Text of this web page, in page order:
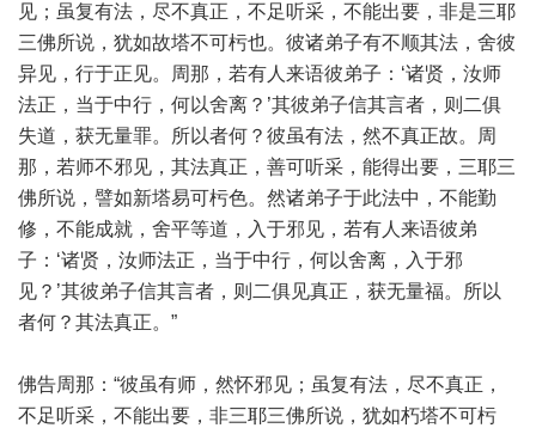
见；虽复有法，尽不真正，不足听采，不能出要，非是三耶
三佛所说，犹如故塔不可杇也。彼诸弟子有不顺其法，舍彼
异见，行于正见。周那，若有人来语彼弟子：‘诸贤，汝师
法正，当于中行，何以舍离？’其彼弟子信其言者，则二俱
失道，获无量罪。所以者何？彼虽有法，然不真正故。周
那，若师不邪见，其法真正，善可听采，能得出要，三耶三
佛所说，譬如新塔易可杇色。然诸弟子于此法中，不能勤
修，不能成就，舍平等道，入于邪见，若有人来语彼弟
子：‘诸贤，汝师法正，当于中行，何以舍离，入于邪
见？’其彼弟子信其言者，则二俱见真正，获无量福。所以
者何？其法真正。”
佛告周那：“彼虽有师，然怀邪见；虽复有法，尽不真正，
不足听采，不能出要，非三耶三佛所说，犹如朽塔不可杇